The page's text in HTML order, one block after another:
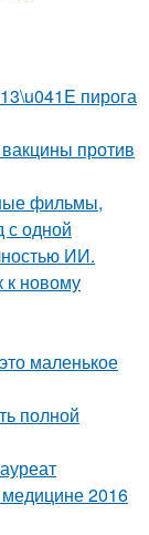
пирога
против
фильмы,
с одной
ИИ.
к новому
маленькое
полной
2016